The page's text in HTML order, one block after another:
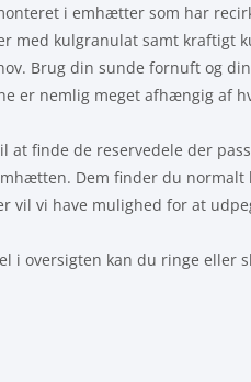
i emhætter som har
med kulgranulat samt kraftigt
Brug din sunde fornuft og
er nemlig meget afhængig af
at finde de reservedele der
Dem finder du normalt
vil vi have mulighed for at
i oversigten kan du ringe eller